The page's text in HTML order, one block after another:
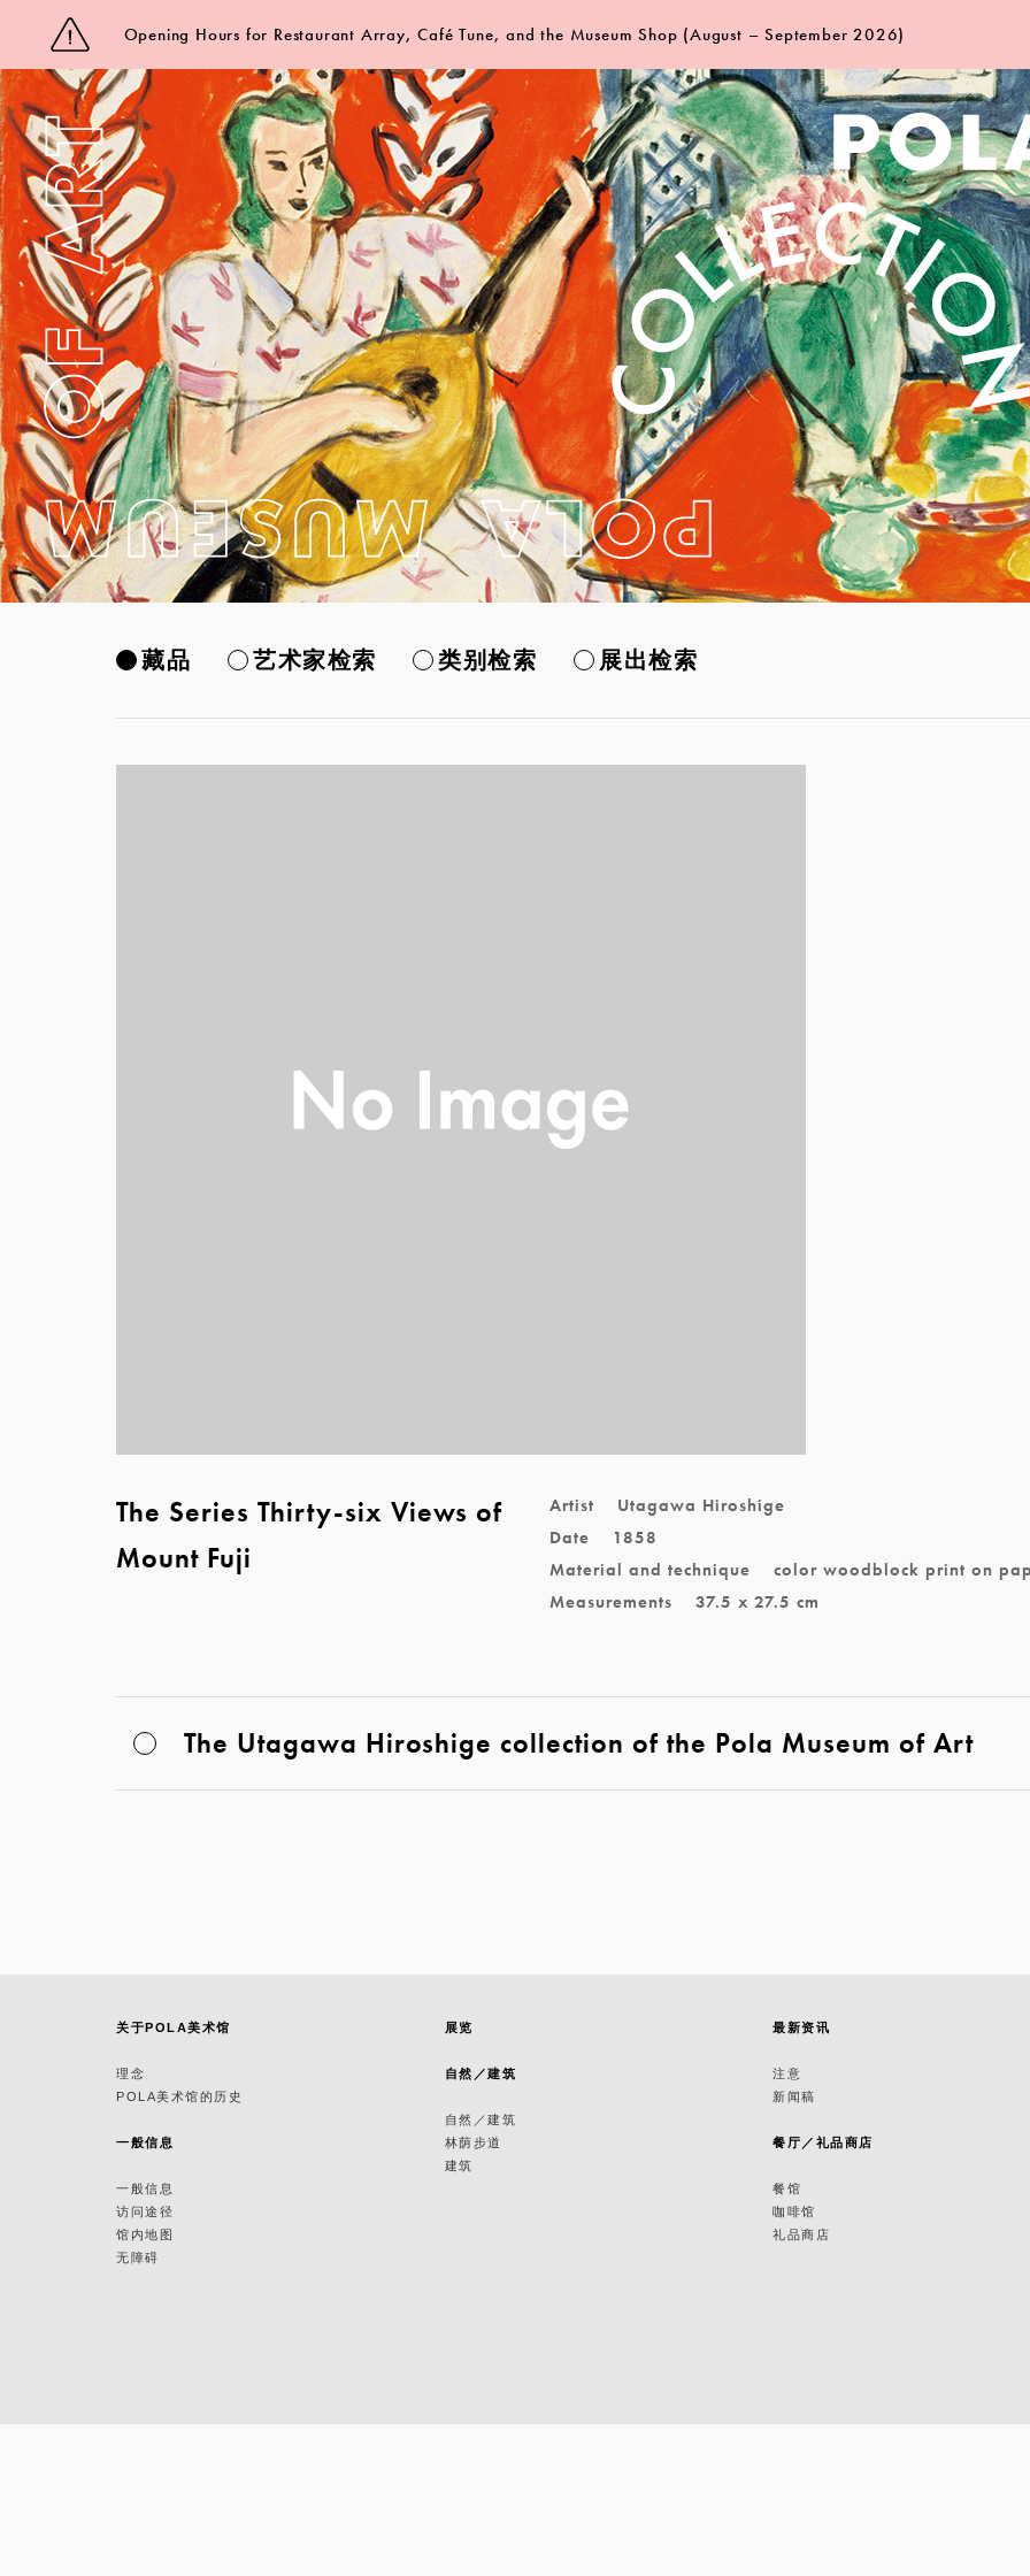
Opening Hours for Restaurant Array, Café Tune, and the Museum Shop (August – September 2026)
藏品 艺术家检索 类别检索 展出检索
The Series Thirty-six Views of
Mount Fuji
Artist
Utagawa Hiroshige
Date
1858
Material and technique
color woodblock print on
Measurements
37.5 x 27.5 cm
The Utagawa Hiroshige collection of the Pola Museum of Art
关于POLA美术馆
理念
POLA美术馆的历史
一般信息
一般信息
访问途径
馆内地图
无障碍
展览
自然／建筑
自然／建筑
林荫步道
建筑
最新资讯
注意
新闻稿
餐厅／礼品商店
餐馆
咖啡馆
礼品商店